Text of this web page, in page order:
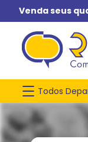
Venda seus
Todos